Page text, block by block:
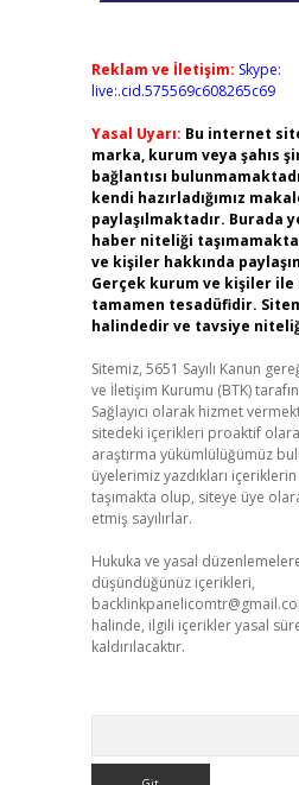
Reklam ve İletişim: Skype:
live:.cid.575569c608265c69
Yasal Uyarı: Bu internet
marka, kurum veya şahıs
bağlantısı
kendi hazırladığımız
paylaşılmaktadır. Burada
haber niteliği
ve kişiler hakkında
Gerçek kurum ve kişiler
tamamen tesadüfidir.
halindedir ve tavsiye
Sitemiz, 5651 Sayılı Kanun
ve İletişim Kurumu (BTK)
Sağlayıcı olarak hizmet
sitedeki içerikleri proaktif
araştırma yükümlülüğümüz
üyelerimiz yazdıkları
taşımakta olup, siteye üye
etmiş sayılırlar.
Hukuka ve yasal
düşündüğünüz içerikleri,
halinde, ilgili içerikler yasal
kaldırılacaktır.